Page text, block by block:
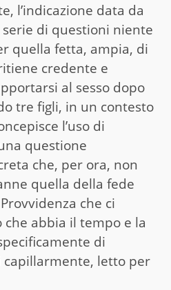
l’indicazione data da
di questioni niente
quella fetta, ampia, di
credente e
al sesso dopo
tre figli, in un contesto
l’uso di
questione
che, per ora, non
quella della fede
che ci
che abbia il tempo e la
di
capillarmente, letto per